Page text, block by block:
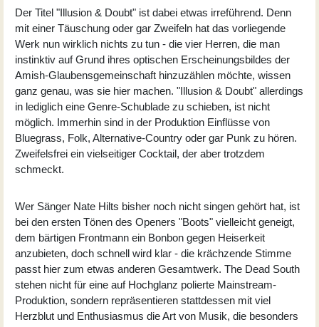
Der Titel "Illusion & Doubt" ist dabei etwas irreführend. Denn
mit einer Täuschung oder gar Zweifeln hat das vorliegende
Werk nun wirklich nichts zu tun - die vier Herren, die man
instinktiv auf Grund ihres optischen Erscheinungsbildes der
Amish-Glaubensgemeinschaft hinzuzählen möchte, wissen
ganz genau, was sie hier machen. "Illusion & Doubt" allerdings
in lediglich eine Genre-Schublade zu schieben, ist nicht
möglich. Immerhin sind in der Produktion Einflüsse von
Bluegrass, Folk, Alternative-Country oder gar Punk zu hören.
Zweifelsfrei ein vielseitiger Cocktail, der aber trotzdem
schmeckt.
Wer Sänger Nate Hilts bisher noch nicht singen gehört hat, ist
bei den ersten Tönen des Openers "Boots" vielleicht geneigt,
dem bärtigen Frontmann ein Bonbon gegen Heiserkeit
anzubieten, doch schnell wird klar - die krächzende Stimme
passt hier zum etwas anderen Gesamtwerk. The Dead South
stehen nicht für eine auf Hochglanz polierte Mainstream-
Produktion, sondern repräsentieren stattdessen mit viel
Herzblut und Enthusiasmus die Art von Musik, die besonders